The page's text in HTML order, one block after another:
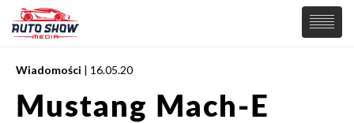
PREMIERY
SAMOCHODY
Wiadomości | 16.05.20
Mustang Mach-E